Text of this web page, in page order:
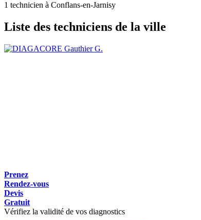
1 technicien à Conflans-en-Jarnisy
Liste des techniciens de la ville
Gauthier G.
Prenez
Rendez-vous
Devis
Gratuit
Vérifiez la validité de vos diagnostics